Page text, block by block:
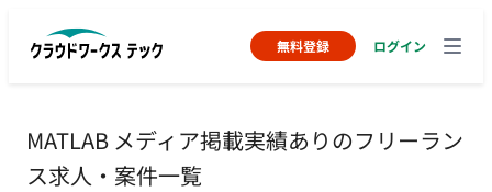
無料登録 ログイン
MATLAB メディア掲載実績ありのフリーラン
ス求人・案件一覧